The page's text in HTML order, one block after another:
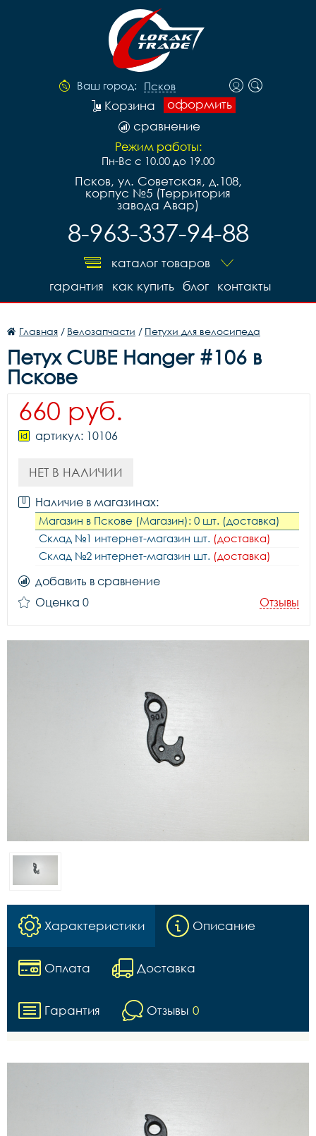
Ваш город: Псков
оформить
Корзина
сравнение
Режим работы:
Пн-Вс с 10.00 до 19.00
Псков, ул. Советская, д.108,
корпус №5 (Территория
завода Авар)
8-963-337-94-88
каталог товаров
контакты
блог
как купить
гарантия
Главная / Велозапчасти / Петухи для велосипеда
Петух CUBE Hanger #106 в
Пскове
660 руб.
артикул: 10106
НЕТ В НАЛИЧИИ
Наличие в магазинах:
Магазин в Пскове (Магазин): 0 шт. (доставка)
Склад №1 интернет-магазин шт. (доставка)
Склад №2 интернет-магазин шт. (доставка)
добавить в сравнение
Оценка 0
Отзывы
Характеристики Описание
Оплата Доставка
Гарантия Отзывы 0